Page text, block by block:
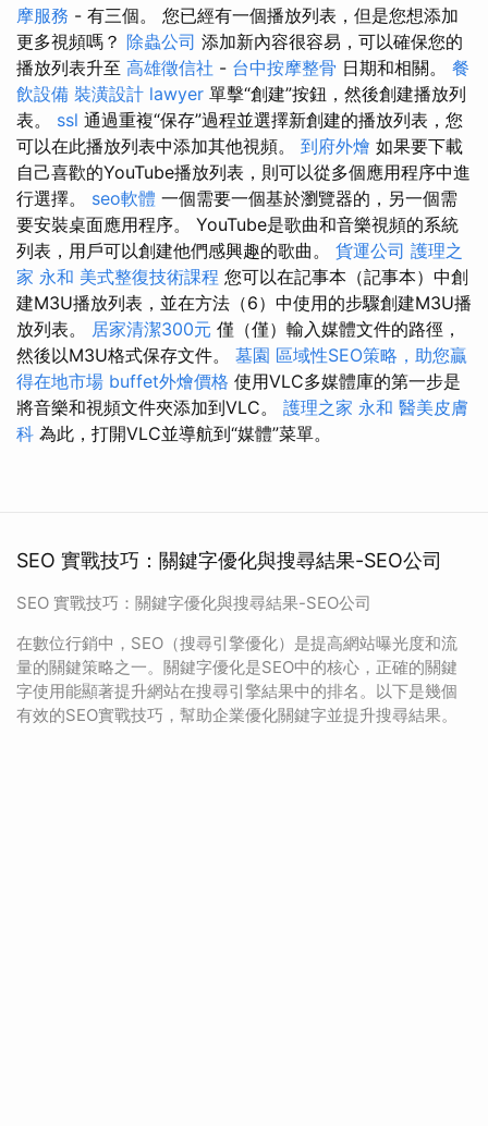
摩服務 - 有三個。 您已經有一個播放列表，但是您想添加
更多視頻嗎？ 除蟲公司 添加新內容很容易，可以確保您的
播放列表升至 高雄徵信社 - 台中按摩整骨 日期和相關。 餐
飲設備 裝潢設計 lawyer 單擊“創建”按鈕，然後創建播放列
表。 ssl 通過重複“保存”過程並選擇新創建的播放列表，您
可以在此播放列表中添加其他視頻。 到府外燴 如果要下載
自己喜歡的YouTube播放列表，則可以從多個應用程序中進
行選擇。 seo軟體 一個需要一個基於瀏覽器的，另一個需
要安裝桌面應用程序。 YouTube是歌曲和音樂視頻的系統
列表，用戶可以創建他們感興趣的歌曲。 貨運公司 護理之
家 永和 美式整復技術課程 您可以在記事本（記事本）中創
建M3U播放列表，並在方法（6）中使用的步驟創建M3U播
放列表。 居家清潔300元 僅（僅）輸入媒體文件的路徑，
然後以M3U格式保存文件。 墓園 區域性SEO策略，助您贏
得在地市場 buffet外燴價格 使用VLC多媒體庫的第一步是
將音樂和視頻文件夾添加到VLC。 護理之家 永和 醫美皮膚
科 為此，打開VLC並導航到“媒體”菜單。
SEO 實戰技巧：關鍵字優化與搜尋結果-SEO公司
SEO 實戰技巧：關鍵字優化與搜尋結果-SEO公司
在數位行銷中，SEO（搜尋引擎優化）是提高網站曝光度和流
量的關鍵策略之一。關鍵字優化是SEO中的核心，正確的關鍵
字使用能顯著提升網站在搜尋引擎結果中的排名。以下是幾個
有效的SEO實戰技巧，幫助企業優化關鍵字並提升搜尋結果。